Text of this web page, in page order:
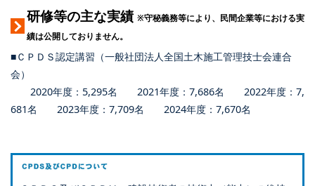
研修等の主な実績 ※守秘義務等により、民間企業等における実
績は公開しておりません。
■ＣＰＤＳ認定講習（一般社団法人全国土木施工管理技士会連合
会）
2020年度：5,295名 2021年度：7,686名 2022年度：7,
681名 2023年度：7,709名 2024年度：7,670名